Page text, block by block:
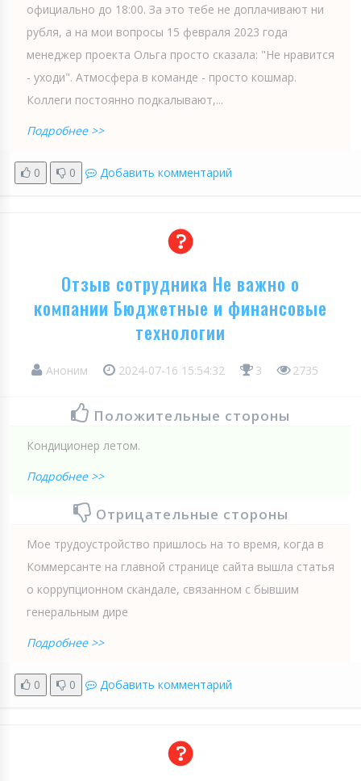
официально до 18:00. За это тебе не доплачивают ни
рубля, а на мои вопросы 15 февраля 2023 года
менеджер проекта Ольга просто сказала: "Не нравится
- уходи". Атмосфера в команде - просто кошмар.
Коллеги постоянно подкалывают,...
Подробнее >>
0 0 Добавить комментарий
Отзыв сотрудника Не важно о
компании Бюджетные и финансовые
технологии
Аноним 2024-07-16 15:54:32 3 2735
Положительные стороны
Кондиционер летом.
Подробнее >>
Отрицательные стороны
Мое трудоустройство пришлось на то время, когда в
Коммерсанте на главной странице сайта вышла статья
о коррупционном скандале, связанном с бывшим
генеральным дире
Подробнее >>
0 0 Добавить комментарий